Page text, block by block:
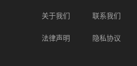
关于我们 联系我们
法律声明 隐私协议